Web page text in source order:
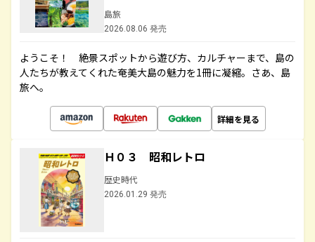
島旅
2026.08.06 発売
ようこそ！ 絶景スポットから遊び方、カルチャーまで、島の
人たちが教えてくれた奄美大島の魅力を1冊に凝縮。さあ、島
旅へ。
詳細を見る
Ｈ０３ 昭和レトロ
歴史時代
2026.01.29 発売